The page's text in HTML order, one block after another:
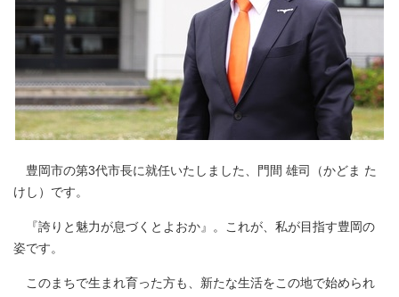
豊岡市の第3代市長に就任いたしました、門間 雄司（かどま た
けし）です。
『誇りと魅力が息づくとよおか』。これが、私が目指す豊岡の
姿です。
このまちで生まれ育った方も、新たな生活をこの地で始められ